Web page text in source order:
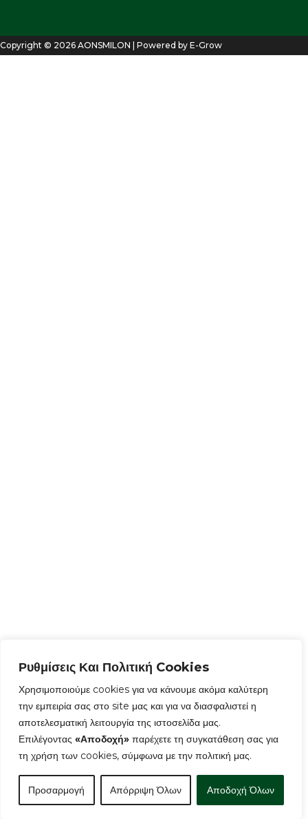
Ρυθμίσεις Και Πολιτική Cookies
Χρησιμοποιούμε cookies για να κάνουμε ακόμα καλύτερη
την εμπειρία σας στο site μας και για να διασφαλιστεί η
αποτελεσματική λειτουργία της ιστοσελίδα μας.
Επιλέγοντας «Αποδοχή» παρέχετε τη συγκατάθεση σας για
τη χρήση των cookies, σύμφωνα με την πολιτική μας.
Προσαρμογή Απόρριψη Όλων Αποδοχή Όλων
Copyright © 2026 AONSMILON | Powered by E-Grow